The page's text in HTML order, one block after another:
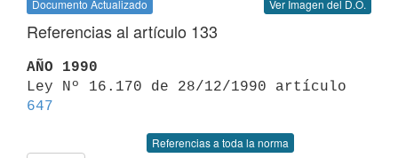
Documento Actualizado Ver Imagen del D.O.
Referencias al artículo 133
AÑO 1990
647
Referencias a toda la norma